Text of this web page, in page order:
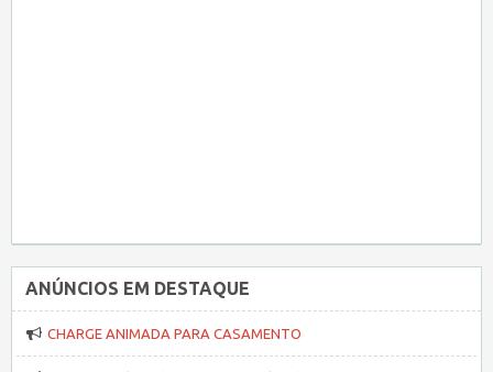
ANÚNCIOS EM DESTAQUE
CHARGE ANIMADA PARA CASAMENTO